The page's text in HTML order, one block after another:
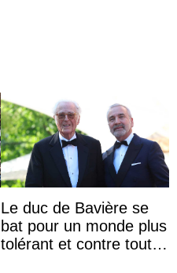
Le duc de Bavière se
bat pour un monde plus
tolérant et contre toute